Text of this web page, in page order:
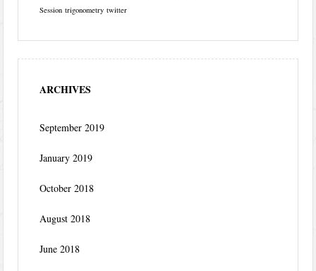
Session trigonometry twitter
ARCHIVES
September 2019
January 2019
October 2018
August 2018
June 2018